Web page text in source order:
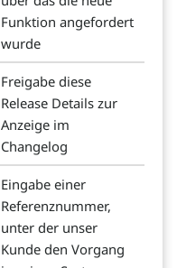
Funktion angefordert
wurde
Freigabe diese
Release Details zur
Anzeige im
Changelog
Eingabe einer
Referenznummer,
unter der unser
Kunde den Vorgang